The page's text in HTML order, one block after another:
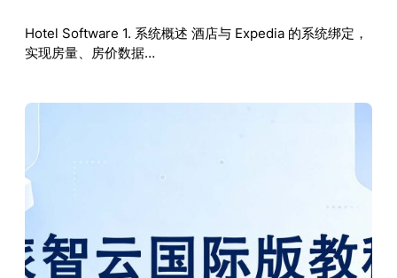
Hotel Software 1. 系统概述 酒店与 Expedia 的系统绑定，
实现房量、房价数据…